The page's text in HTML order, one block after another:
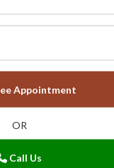
Appointment
OR
Call Us
के कई
शरीर
यह